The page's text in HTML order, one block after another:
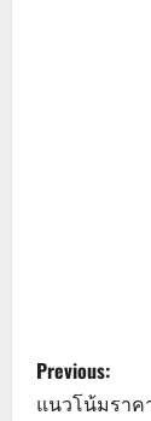
P
Previous:
แนวโน้มราค